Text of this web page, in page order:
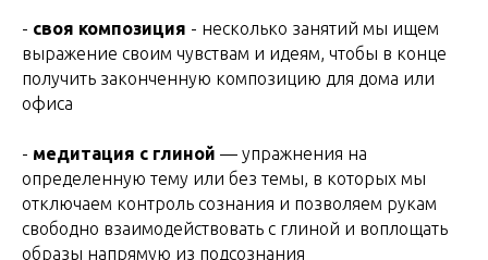
- своя композиция - несколько занятий мы ищем
выражение своим чувствам и идеям, чтобы в конце
получить законченную композицию для дома или
офиса
- медитация с глиной — упражнения на
определенную тему или без темы, в которых мы
отключаем контроль сознания и позволяем рукам
свободно взаимодействовать с глиной и воплощать
образы напрямую из подсознания